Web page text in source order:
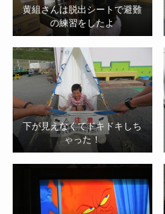
黄組さんは脱出シートで避難
の練習をしたよ
下が見えなくてドキドキしち
ゃった！